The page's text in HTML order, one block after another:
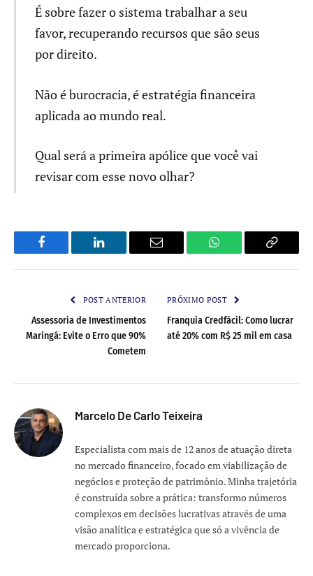
É sobre fazer o sistema trabalhar a seu
favor, recuperando recursos que são seus
por direito.
Não é burocracia, é estratégia financeira
aplicada ao mundo real.
Qual será a primeira apólice que você vai
revisar com esse novo olhar?
Facebook LinkedIn Email WhatsApp Copy
POST ANTERIOR
Assessoria de Investimentos
Maringá: Evite o Erro que 90%
Cometem
PRÓXIMO POST
Franquia Credfácil: Como lucrar
até 20% com R$ 25 mil em casa
Marcelo De Carlo Teixeira
Especialista com mais de 12 anos de atuação direta
no mercado financeiro, focado em viabilização de
negócios e proteção de patrimônio. Minha trajetória
é construída sobre a prática: transformo números
complexos em decisões lucrativas através de uma
visão analítica e estratégica que só a vivência de
mercado proporciona.